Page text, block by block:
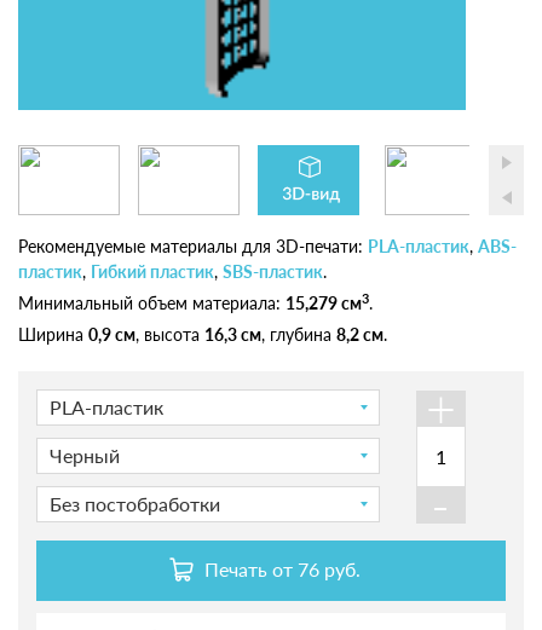
Рекомендуемые материалы для 3D-печати: PLA-пластик, ABS-
пластик, Гибкий пластик, SBS-пластик.
Минимальный объем материала: 15,279 см3.
Ширина 0,9 см, высота 16,3 см, глубина 8,2 см.
PLA-пластик
Черный
Без постобработки
+
-
Печать от 76 руб.